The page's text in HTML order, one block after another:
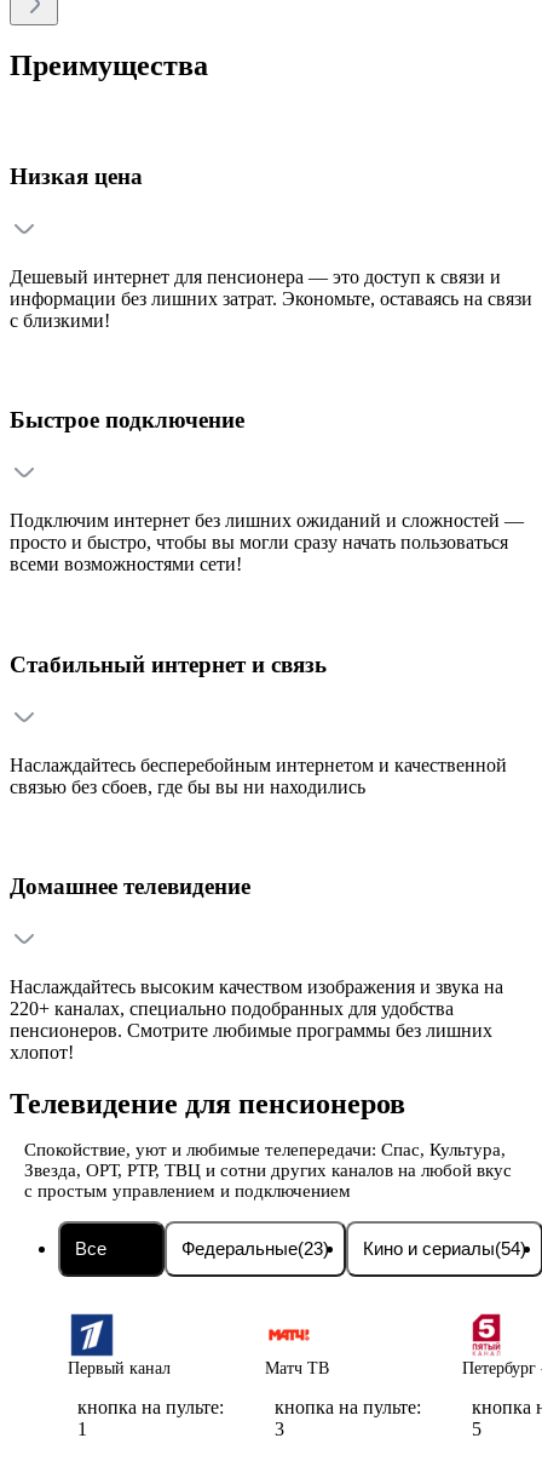
Преимущества
Низкая цена
Дешевый интернет для пенсионера — это доступ к связи и
информации без лишних затрат. Экономьте, оставаясь на связи
с близкими!
Быстрое подключение
Подключим интернет без лишних ожиданий и сложностей —
просто и быстро, чтобы вы могли сразу начать пользоваться
всеми возможностями сети!
Стабильный интернет и связь
Наслаждайтесь бесперебойным интернетом и качественной
связью без сбоев, где бы вы ни находились
Домашнее телевидение
Наслаждайтесь высоким качеством изображения и звука на
220+ каналах, специально подобранных для удобства
пенсионеров. Смотрите любимые программы без лишних
хлопот!
Телевидение для пенсионеров
Спокойствие, уют и любимые телепередачи: Спас, Культура,
Звезда, ОРТ, РТР, ТВЦ и сотни других каналов на любой вкус
с простым управлением и подключением
Все Федеральные(23) Кино и сериалы(54)
Первый канал
кнопка на пульте:
1
Матч ТВ
кнопка на пульте:
3
кнопка
5